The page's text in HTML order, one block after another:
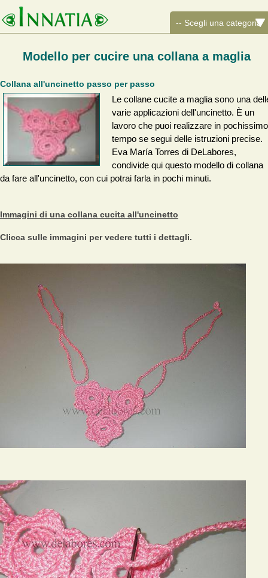
Modello per cucire una collana a maglia
Collana all'uncinetto passo per passo
Le collane cucite a maglia sono una
varie applicazioni dell'uncinetto. È un
lavoro che puoi realizzare in pochissimo
tempo se segui delle istruzioni precise.
Eva María Torres di DeLabores,
condivide qui questo modello di collana
da fare all'uncinetto, con cui potrai farla in pochi minuti.
Immagini di una collana cucita all'uncinetto
Clicca sulle immagini per vedere tutti i dettagli.